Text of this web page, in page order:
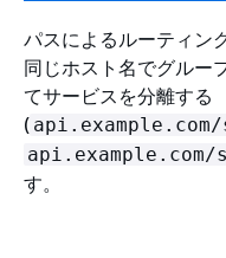
パスによるルーティン
同じホスト名でグルー
てサービスを分離する
(
す。